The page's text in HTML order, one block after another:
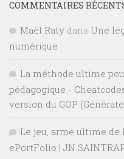
COMMENTAIRES
Maël Raty dans Une
numérique
La méthode ultime
pédagogique -
version du GOP
Le jeu, arme ultime
ePortFolio | JN